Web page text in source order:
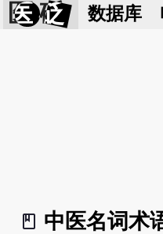
医 砭 数据库
book_2
中医名词术